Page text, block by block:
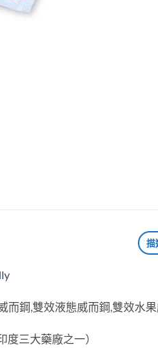
描
而鋼,雙效液態威而鋼,雙效水
度三大藥廠之一）